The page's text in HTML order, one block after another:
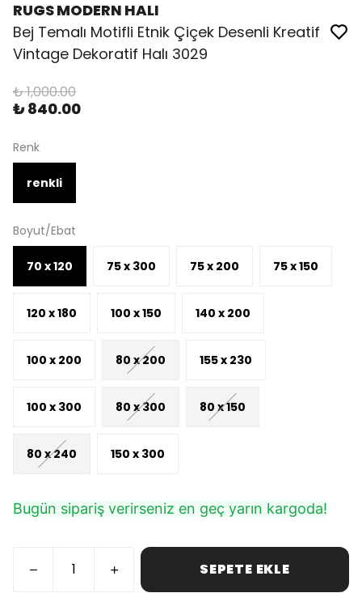
RUGS MODERN HALI
Bej Temalı Motifli Etnik Çiçek Desenli Kreatif
Vintage Dekoratif Halı 3029
₺ 1,000.00
₺ 840.00
Renk
renkli
Boyut/Ebat
70 x 120 75 x 300 75 x 200 75 x 150
120 x 180 100 x 150 140 x 200
100 x 200 80 x 200 155 x 230
100 x 300 80 x 300 80 x 150
80 x 240 150 x 300
Bugün sipariş verirseniz en geç yarın kargoda!
SEPETE EKLE